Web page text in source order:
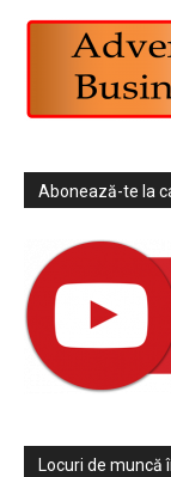
Abonează-te la
Locuri de muncă